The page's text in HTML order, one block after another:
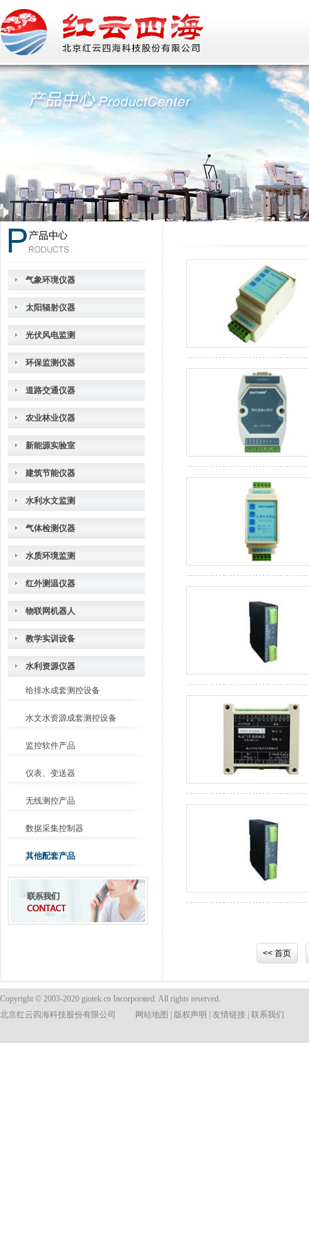
气象环境仪器
太阳辐射仪器
光伏风电监测
环保监测仪器
道路交通仪器
农业林业仪器
新能源实验室
建筑节能仪器
水利水文监测
气体检测仪器
水质环境监测
红外测温仪器
物联网机器人
教学实训设备
水利资源仪器
给排水成套测控设备
水文水资源成套测控设备
监控软件产品
仪表、变送器
无线测控产品
数据采集控制器
其他配套产品
<< 首页
Copyright © 2003-2020 giotek.cn Incorporated. All rights reserved.
北京红云四海科技股份有限公司
网站地图 版权声明 友情链接 联系我们